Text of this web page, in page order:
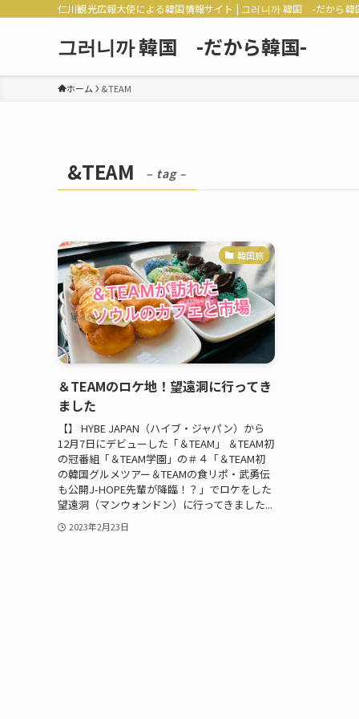
仁川観光広報大使による韓国情報サイト | 그러니까 韓国 -だから韓
그러니까 韓国 -だから韓国-
ホーム &TEAM
&TEAM – tag –
韓国旅
＆TEAMのロケ地！望遠洞に行ってき
ました
【】 HYBE JAPAN（ハイブ・ジャパン）から
12月7日にデビューした「＆TEAM」 ＆TEAM初
の冠番組「＆TEAM学園」の＃４「＆TEAM初
の韓国グルメツアー＆TEAMの食リポ・武勇伝
も公開J-HOPE先輩が降臨！？」でロケをした
望遠洞（マンウォンドン）に行ってきました...
2023年2月23日